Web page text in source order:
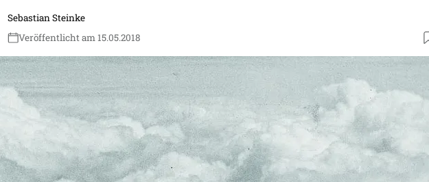
Sebastian Steinke
Veröffentlicht am 15.05.2018